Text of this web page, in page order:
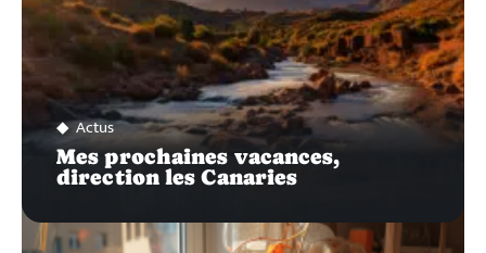
Actus
Mes prochaines vacances,
direction les Canaries